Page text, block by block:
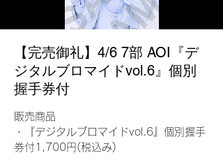
【完売御礼】4/6 7部 AOI『デ
ジタルブロマイドvol.6』個別
握手券付
販売商品
・『デジタルブロマイドvol.6』個別握手
券付1,700円(税込み)